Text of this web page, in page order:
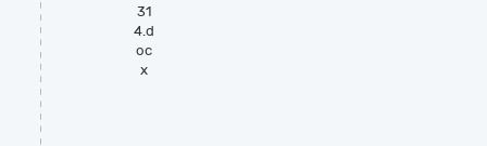
31
4.d
oc
x